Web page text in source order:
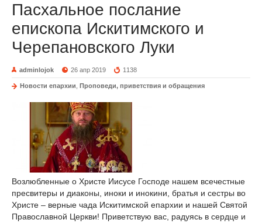
Пасхальное послание
епископа Искитимского и
Черепановского Луки
adminlojok 26 апр 2019 1138
Новости епархии Проповеди, приветствия и обращения
Возлюбленные о Христе Иисусе Господе нашем всечестные
пресвитеры и диаконы, иноки и инокини, братья и сестры во
Христе – верные чада Искитимской епархии и нашей Святой
Православной Церкви! Приветствую вас, радуясь в сердце и